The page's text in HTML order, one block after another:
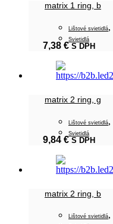
matrix 1 ring, b
Lištové svietidlá,
Svietidlá
7,38 € S DPH
matrix 2 ring, g
Lištové svietidlá,
Svietidlá
9,84 € S DPH
matrix 2 ring, b
Lištové svietidlá,